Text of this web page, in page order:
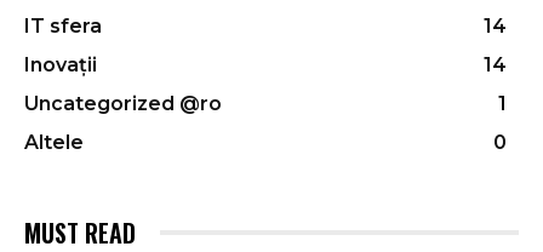
IT sfera
14
Inovații
14
Uncategorized @ro
1
Altele
0
MUST READ